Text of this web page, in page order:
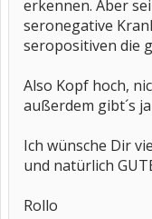
erkennen. Aber
seronegative
seropositiven die
Also Kopf hoch,
außerdem gibt´s
Ich wünsche Dir
und natürlich
Rollo